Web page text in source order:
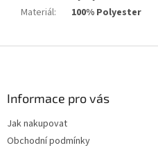
Materiál: 100% Polyester
Informace pro vás
Jak nakupovat
Obchodní podmínky